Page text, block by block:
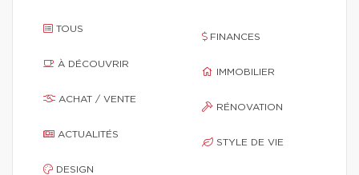
TOUS
À DÉCOUVRIR
ACHAT / VENTE
ACTUALITÉS
DESIGN
FINANCES
IMMOBILIER
RÉNOVATION
STYLE DE VIE